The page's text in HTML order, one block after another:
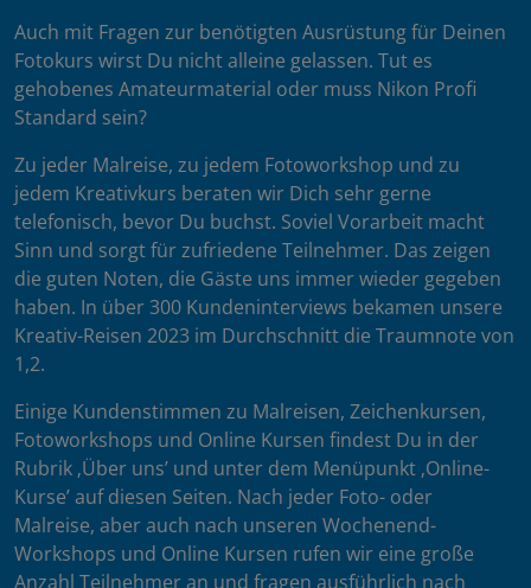
Auch mit Fragen zur benötigten Ausrüstung für Deinen
Fotokurs wirst Du nicht alleine gelassen. Tut es
gehobenes Amateurmaterial oder muss Nikon Profi
Standard sein?
Zu jeder Malreise, zu jedem Fotoworkshop und zu
jedem Kreativkurs beraten wir Dich sehr gerne
telefonisch, bevor Du buchst. Soviel Vorarbeit macht
Sinn und sorgt für zufriedene Teilnehmer. Das zeigen
die guten Noten, die Gäste uns immer wieder gegeben
haben. In über 300 Kundeninterviews bekamen unsere
Kreativ-Reisen 2023 im Durchschnitt die Traumnote von
1,2.
Einige Kundenstimmen zu Malreisen, Zeichenkursen,
Fotoworkshops und Online Kursen findest Du in der
Rubrik ‚Über uns’ und unter dem Menüpunkt ‚Online-
Kurse’ auf diesen Seiten. Nach jeder Foto- oder
Malreise, aber auch nach unseren Wochenend-
Workshops und Online Kursen rufen wir eine große
Anzahl Teilnehmer an und fragen ausführlich nach